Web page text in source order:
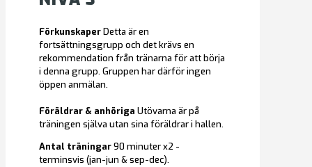
FörkunskaperDetta är en
fortsättningsgrupp och det krävs en
rekommendation från tränarna för att börja
i denna grupp. Gruppen har därför ingen
öppen anmälan.
Föräldrar & anhöriga Utövarna är på
träningen själva utan sina föräldrar i hallen.
Antal träningar90 minuter x2 -
terminsvis (jan-jun & sep-dec).